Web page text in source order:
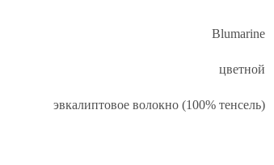
Blumarine
цветной
эвкалиптовое волокно (100% тенсель)